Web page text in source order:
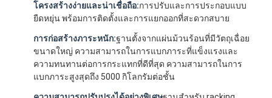
โครงสร้างง่ายและน่าเชื่อถือ:การปรับและการประกอบแบบ
ยืดหยุ่น พร้อมการติดตั้งและการแยกออกที่สะดวกสบาย
การก่อสร้างภาระหนัก:ฐานตั้งจากแผ่นม้วนร้อนที่มีวัตถุเฉื่อย
ขนาดใหญ่ ความสามารถในการแบกภาระที่แข็งแรงและ
ความทนทานต่อการกระแทกที่ดีที่สุด ความสามารถในการ
แบกภาระสูงสุดถึง 5000 กิโลกรัมต่อชั้น